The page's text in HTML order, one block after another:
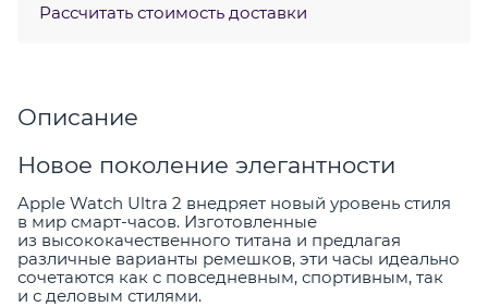
Рассчитать стоимость доставки
Описание
Новое поколение элегантности
Apple Watch Ultra 2 внедряет новый уровень стиля
в мир смарт-часов. Изготовленные
из высококачественного титана и предлагая
различные варианты ремешков, эти часы идеально
сочетаются как с повседневным, спортивным, так
и с деловым стилями.